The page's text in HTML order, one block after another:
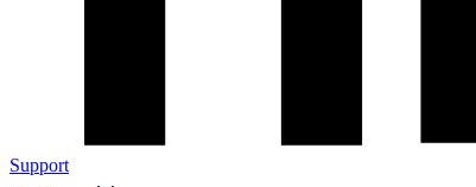
Support